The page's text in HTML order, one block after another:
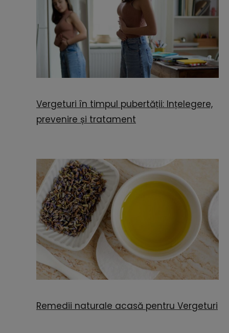
Vergeturi în timpul pubertății: Ințelegere,
prevenire și tratament
Remedii naturale acasă pentru Vergeturi